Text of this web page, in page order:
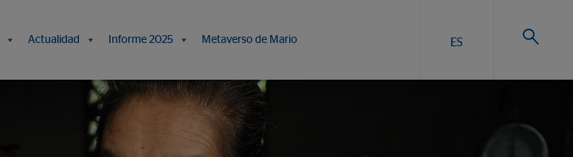
Actualidad Informe 2025 Metaverso de Mario ES